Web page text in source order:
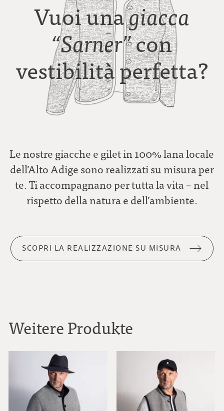
Vuoi unagiacca
“Sarner”con
vestibilità perfetta?
Le nostre giacche e gilet in 100% lana locale
dell’Alto Adige sono realizzati su misura per
te. Ti accompagnano per tutta la vita – nel
rispetto della natura e dell’ambiente.
SCOPRI LA REALIZZAZIONE SU MISURA
Weitere Produkte